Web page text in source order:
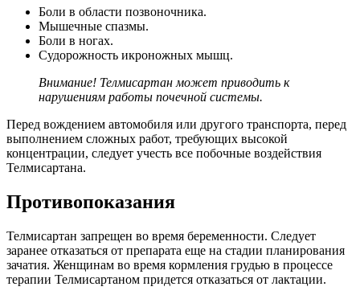
Боли в области позвоночника.
Мышечные спазмы.
Боли в ногах.
Судорожность икроножных мышц.
Внимание! Телмисартан может приводить к
нарушениям работы почечной системы.
Перед вождением автомобиля или другого транспорта, перед
выполнением сложных работ, требующих высокой
концентрации, следует учесть все побочные воздействия
Телмисартана.
Противопоказания
Телмисартан запрещен во время беременности. Следует
заранее отказаться от препарата еще на стадии планирования
зачатия. Женщинам во время кормления грудью в процессе
терапии Телмисартаном придется отказаться от лактации.